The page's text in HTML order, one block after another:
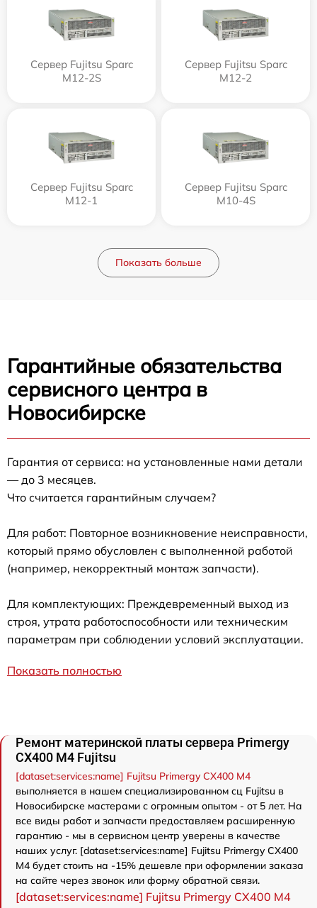
Сервер Fujitsu Sparc
M12-2S
Сервер Fujitsu Sparc
M12-2
Сервер Fujitsu Sparc
M12-1
Сервер Fujitsu Sparc
M10-4S
Показать больше
Гарантийные обязательства
сервисного центра в
Новосибирске
Гарантия от сервиса: на установленные нами детали
— до 3 месяцев.
Что считается гарантийным случаем?
Для работ: Повторное возникновение неисправности,
который прямо обусловлен с выполненной работой
(например, некорректный монтаж запчасти).
Для комплектующих: Преждевременный выход из
строя, утрата работоспособности или техническим
параметрам при соблюдении условий эксплуатации.
Показать полностью
Ремонт материнской платы сервера Primergy
CX400 M4 Fujitsu
[dataset:services:name] Fujitsu Primergy CX400 M4
выполняется в нашем специализированном сц Fujitsu в
Новосибирске мастерами с огромным опытом - от 5 лет. На
все виды работ и запчасти предоставляем расширенную
гарантию - мы в сервисном центр уверены в качестве
наших услуг. [dataset:services:name] Fujitsu Primergy CX400
M4 будет стоить на -15% дешевле при оформлении заказа
на сайте через звонок или форму обратной связи.
[dataset:services:name] Fujitsu Primergy CX400 M4